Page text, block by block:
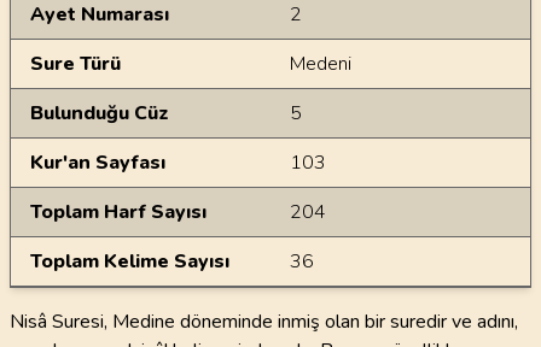
Ayet Numarası
2
Sure Türü
Medeni
Bulunduğu Cüz
5
Kur'an Sayfası
103
Toplam Harf Sayısı
204
Toplam Kelime Sayısı
36
Nisâ Suresi, Medine döneminde inmiş olan bir suredir ve adını,